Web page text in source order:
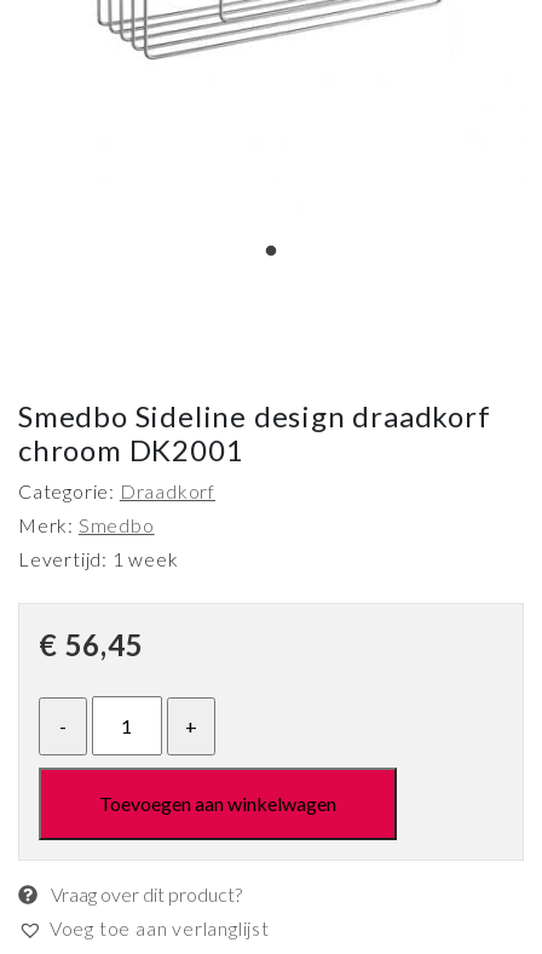
Smedbo Sideline design draadkorf
chroom DK2001
Categorie: Draadkorf
Merk: Smedbo
Levertijd: 1 week
€ 56,45
Toevoegen aan winkelwagen
Vraag over dit product?
Voeg toe aan verlanglijst